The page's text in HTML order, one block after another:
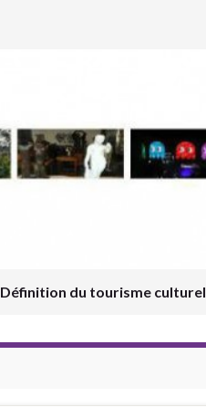
Définition du tourisme culturel